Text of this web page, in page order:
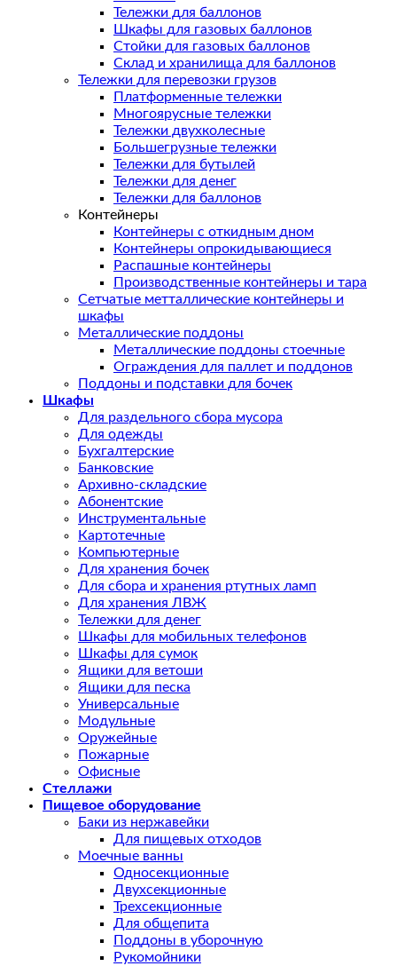
Тележки для баллонов
Шкафы для газовых баллонов
Стойки для газовых баллонов
Склад и хранилища для баллонов
Тележки для перевозки грузов
Платформенные тележки
Многоярусные тележки
Тележки двухколесные
Большегрузные тележки
Тележки для бутылей
Тележки для денег
Тележки для баллонов
Контейнеры
Контейнеры с откидным дном
Контейнеры опрокидывающиеся
Распашные контейнеры
Производственные контейнеры и тара
Сетчатые метталлические контейнеры и
шкафы
Металлические поддоны
Металлические поддоны стоечные
Ограждения для паллет и поддонов
Поддоны и подставки для бочек
Шкафы
Для раздельного сбора мусора
Для одежды
Бухгалтерские
Банковские
Архивно-складские
Абонентские
Инструментальные
Картотечные
Компьютерные
Для хранения бочек
Для сбора и хранения ртутных ламп
Для хранения ЛВЖ
Тележки для денег
Шкафы для мобильных телефонов
Шкафы для сумок
Ящики для ветоши
Ящики для песка
Универсальные
Модульные
Оружейные
Пожарные
Офисные
Стеллажи
Пищевое оборудование
Баки из нержавейки
Для пищевых отходов
Моечные ванны
Односекционные
Двухсекционные
Трехсекционные
Для общепита
Поддоны в уборочную
Рукомойники